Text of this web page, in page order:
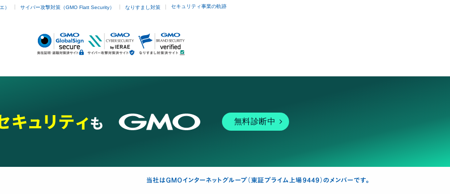
） サイバー攻撃対策（GMO Flatt Security） なりすまし対策 セキュリティ事業の軌跡
無料診断中